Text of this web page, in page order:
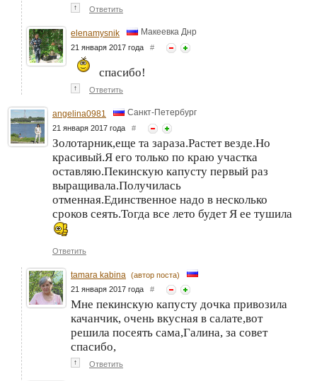
↑ Ответить
elenamysnik Макеевка Днр
21 января 2017 года #
спасибо!
↑ Ответить
angelina0981 Санкт-Петербург
21 января 2017 года #
Золотарник,еще та зараза.Растет везде.Но
красивый.Я его только по краю участка
оставляю.Пекинскую капусту первый раз
выращивала.Получилась
отменная.Единственное надо в несколько
сроков сеять.Тогда все лето будет Я ее тушила
Ответить
tamara kabina (автор поста)
21 января 2017 года #
Мне пекинскую капусту дочка привозила
качанчик, очень вкусная в салате,вот
решила посеять сама,Галина, за совет
спасибо,
↑ Ответить